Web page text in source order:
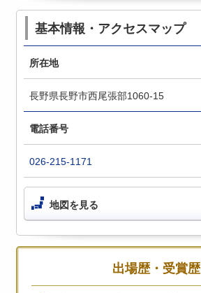
基本情報・アクセスマップ
所在地
長野県長野市西尾張部1060-15
電話番号
026-215-1171
地図を見る
出場歴・受賞歴